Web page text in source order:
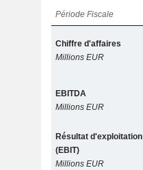
Période Fiscale
Chiffre d'affaires
Millions EUR
EBITDA
Millions EUR
Résultat d'exploitation
(EBIT)
Millions EUR